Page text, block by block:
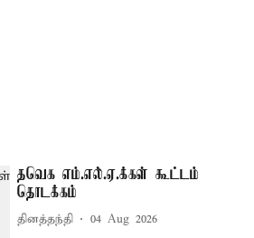
தவெக எம்.எல்.ஏ.க்கள் கூட்டம்
தொடக்கம்
தினத்தந்தி 04 Aug 2026